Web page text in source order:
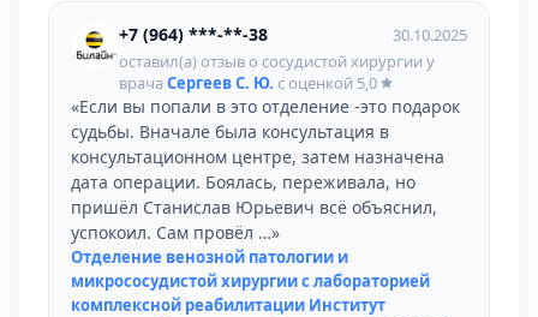
+7 (964) ***-**-38
30.10.2025
оставил(а) отзыв о сосудистой хирургии у
врачаСергеев С. Ю. с оценкой 5,0
«Если вы попали в это отделение -это подарок
судьбы. Вначале была консультация в
консультационном центре, затем назначена
дата операции. Боялась, переживала, но
пришёл Станислав Юрьевич всё объяснил,
успокоил. Сам провёл …»
Отделение венозной патологии и
микрососудистой хирургии с лабораторией
комплексной реабилитации Институт